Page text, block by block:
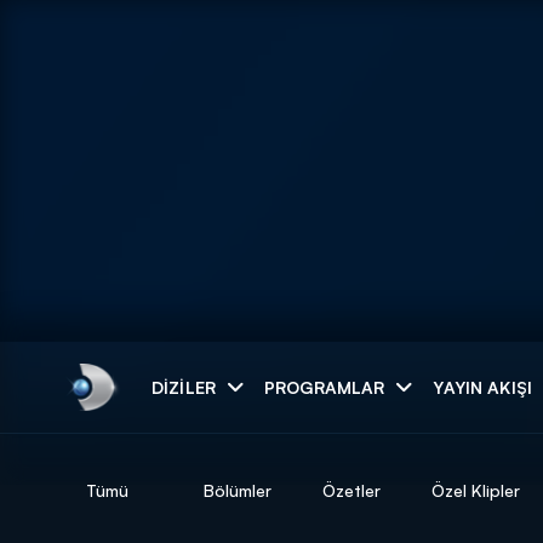
DIZILER PROGRAMLAR YAYIN AKIŞI
Tümü Bölümler Özetler Özel Klipler